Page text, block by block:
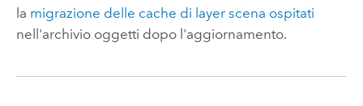
la migrazione delle cache di layer scena ospitati
nell'archivio oggetti dopo l'aggiornamento.